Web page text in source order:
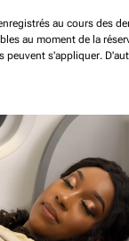
au cours des
au moment de la
peuvent s'appliquer.